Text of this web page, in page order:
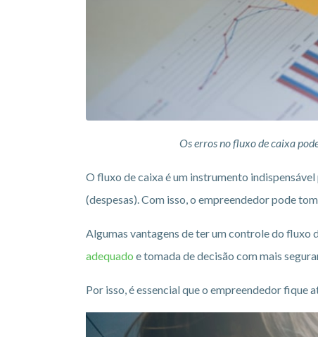
Os erros no fluxo de caixa
O fluxo de caixa é um instrumento
(despesas). Com isso, o empreendedor pode
Algumas vantagens de ter um controle do fluxo
adequado e tomada de decisão com mais
Por isso, é essencial que o empreendedor fique